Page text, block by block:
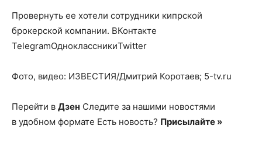
нем
Провернуть ее хотели сотрудники кипрской
брокерской компании. ВКонтакте
TelegramОдноклассникиTwitter
Фото, видео: ИЗВЕСТИЯ/Дмитрий Коротаев; 5-tv.ru
Перейти в Дзен Следите за нашими новостями
в удобном формате Есть новость? Присылайте »